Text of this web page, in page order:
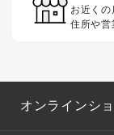
お近くの
住所や営
オンラインシ